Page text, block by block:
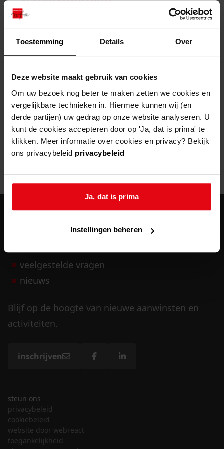
Toestemming Details Over
Deze website maakt gebruik van cookies
Om uw bezoek nog beter te maken zetten we cookies en
vergelijkbare technieken in. Hiermee kunnen wij (en
derde partijen) uw gedrag op onze website analyseren. U
kunt de cookies accepteren door op 'Ja, dat is prima' te
klikken. Meer informatie over cookies en privacy? Bekijk
ons privacybeleid privacybeleid
Ja, dat is prima
Instellingen beheren
bouwvergunningen
omgevingsvergunningen
vergunningen
uitleg nodig?
Wij helpen u op weg met een aantal zoektips.
bekijk alle zoektips
Wij helpen u op weg met een aantal zoektips.
bekijk alle zoektips
bekijk ons geschiedenislokaal
advisering en toezicht
beleidsplan
gemeenschappelijke regeling
publiek jaarverslag
steun het archief
U kunt ook Vriend worden en het Westfries
Archief steunen.
meer weten
zoektips
Door een fout tijdens het verwerken van deze pagina is het niet
404- Not Found
Mogelijk kunt u deze pagina niet bezoeken door:
een verouderde bladwijzer/favoriet
veelgestelde vragen
nieuws
Blijf op de hoogte van nieuwe aanwinsten en
activiteiten.
inschrijven
steun ons
privacybeleid
cookiebeleid
website door webreact
toegankelijkheid